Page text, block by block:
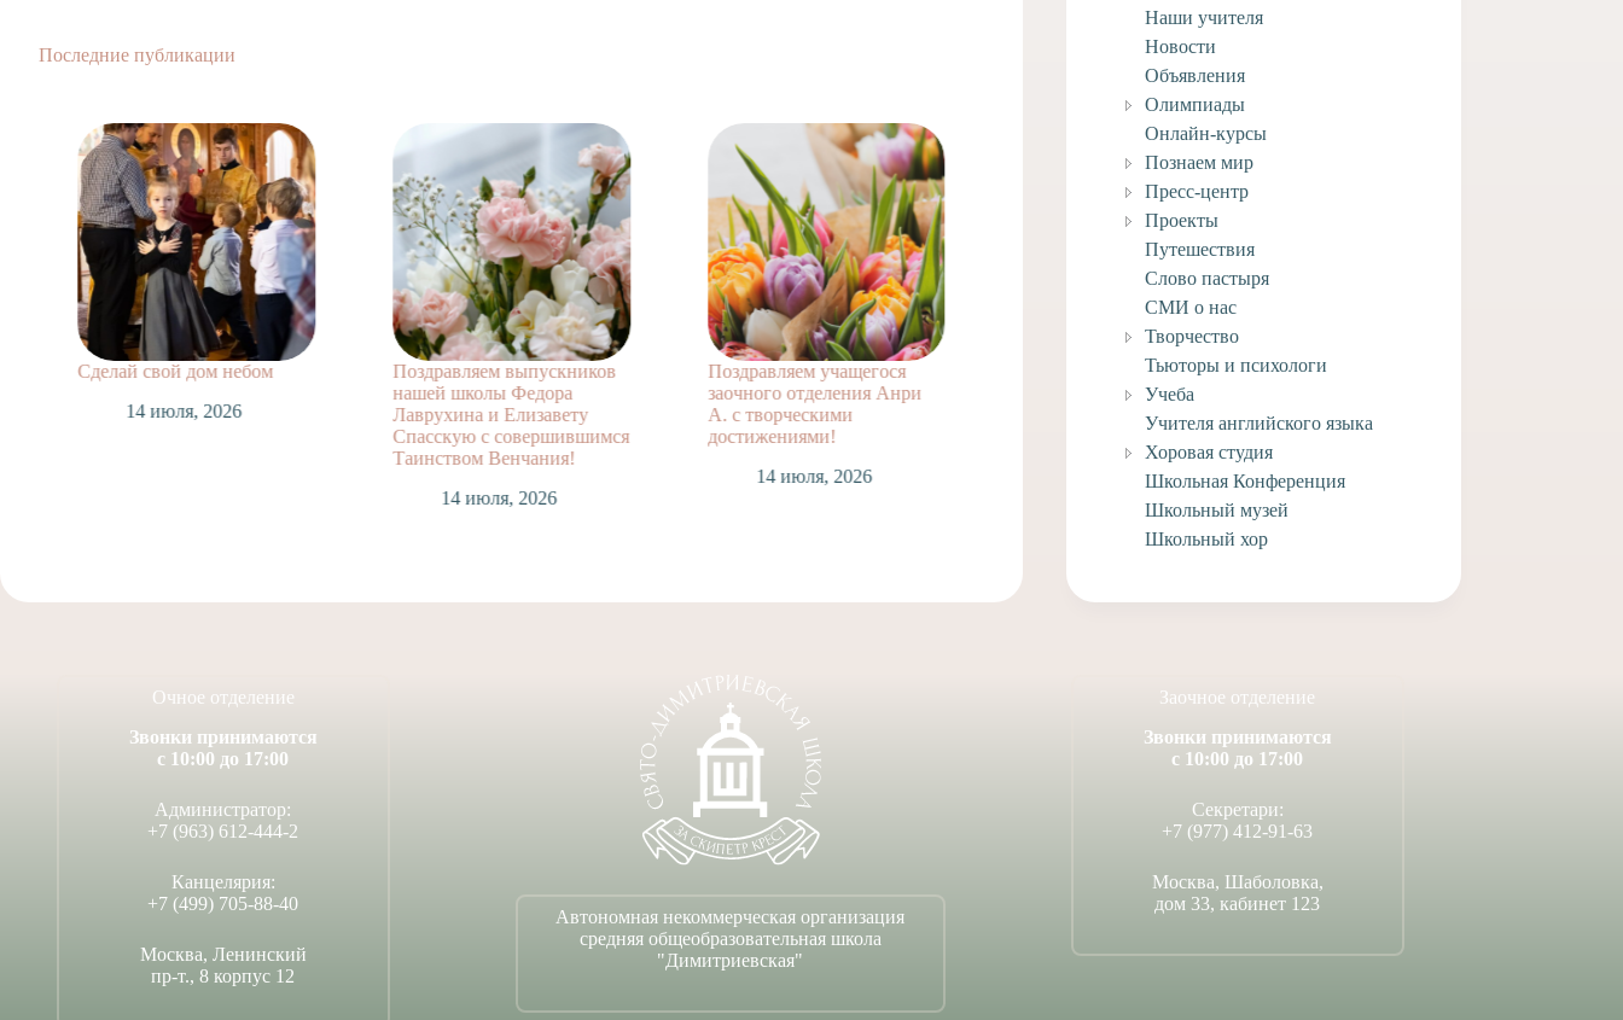
Последние публикации
Поздравляем выпускников
Лаврухина и Елизавету
Поздравляем учащегося
заочного отделения Анри
А. с творческими
достижениями!
Лагерные сборы по
парусно-гребному
многоборью
Наши учителя
Новости
Объявления
Олимпиады
Онлайн-курсы
Познаем мир
Пресс-центр
Проекты
Путешествия
Слово пастыря
СМИ о нас
Творчество
Тьюторы и психологи
Учеба
Учителя английского языка
Хоровая студия
Школьная Конференция
Школьный музей
Школьный хор
Очное отделение
Звонки принимаются
с 10:00 до 17:00
Администратор:
+7 (963) 612-444-2
Канцелярия:
+7 (499) 705-88-40
Москва, Ленинский
пр-т., 8 корпус 12
Автономная некоммерческая организация
средняя общеобразовательная школа
"Димитриевская"
Заочное отделение
Звонки принимаются
с 10:00 до 17:00
Секретари:
+7 (977) 412-91-63
Москва, Шаболовка,
дом 33, кабинет 123